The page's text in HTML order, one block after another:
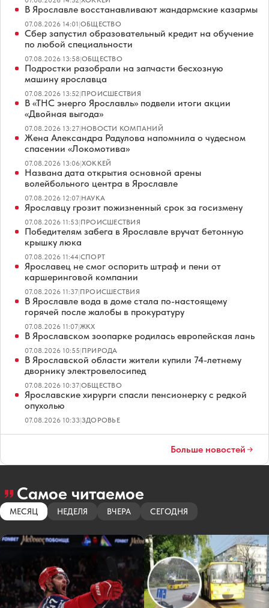
В Ярославле восстанавливают жандармские казармы
07.08.2026 14:01|ОБЩЕСТВО
Сбер запустил образовательный кредит на обучение
по любой специальности
07.08.2026 13:58|ОБЩЕСТВО
Подростки разобрали на запчасти бесхозную
машину ярославца
07.08.2026 13:52|ПРОИСШЕСТВИЯ
В «ТНС энерго Ярославль» подвели итоги акции
«Двойная выгода»
07.08.2026 13:27|НОВОСТИ КОМПАНИЙ
Жена Александра Радулова напомнила о чудесном
спасении «Локомотива»
07.08.2026 13:06|ХОККЕЙ
Названа дата открытия основной арены
волейбольного центра в Ярославле
07.08.2026 12:07|НАУКА
Ярославцу грозит пожизненный срок за госизмену
07.08.2026 11:53|ПРОИСШЕСТВИЯ
Победителям забега в Ярославле вручат бетонную
крышку люка
07.08.2026 11:44|СПОРТ
Ярославец не смог оспорить штраф и пени от
каршеринговой компании
07.08.2026 11:37|ПРОИСШЕСТВИЯ
В Ярославле вода в доме стала по-настоящему
горячей после жалобы в прокуратуру
07.08.2026 11:07|ЖКХ
В Ярославском зоопарке родилась европейская лань
07.08.2026 10:55|ПРИРОДА
В Ярославской области жители купили 74-летнему
дворнику электровелосипед
07.08.2026 10:37|ОБЩЕСТВО
Ярославские хирурги спасли пенсионерку с редкой
опухолью
07.08.2026 10:33|ЗДОРОВЬЕ
Больше новостей
Самое читаемое
МЕСЯЦ НЕДЕЛЯ ВЧЕРА СЕГОДНЯ